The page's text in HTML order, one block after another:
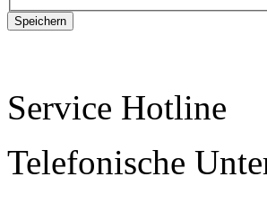
Service Hotline
Telefonische